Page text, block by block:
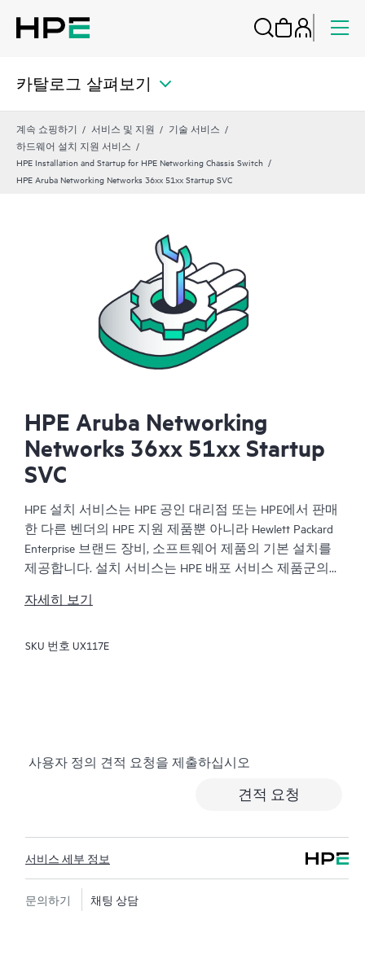
카탈로그 살펴보기
계속 쇼핑하기 서비스 및 지원
기술 서비스
하드웨어 설치 지원 서비스
HPE Installation and Startup for HPE Networking Chassis Switch
HPE Aruba Networking Networks 36xx 51xx Startup SVC
HPE Aruba Networking
Networks 36xx 51xx Startup
SVC
HPE 설치 서비스는 HPE 공인 대리점 또는 HPE에서 판매
한 다른 벤더의 HPE 지원 제품뿐 아니라 Hewlett Packard
Enterprise 브랜드 장비, 소프트웨어 제품의 기본 설치를
제공합니다. 설치 서비스는 HPE 배포 서비스 제품군의
Enterprise 전문가들이 제조업체의 제품 설명서에 따라
니다.
자세히 보기
SKU 번호 UX117E
사용자 정의 견적 요청을 제출하십시오
견적 요청
서비스 세부 정보
문의하기 채팅 상담